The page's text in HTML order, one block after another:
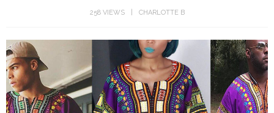
258 VIEWS CHARLOTTE B